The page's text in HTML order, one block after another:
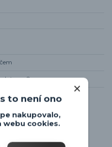
stropu 8cm
to není ono
nakupovalo,
webu cookies.